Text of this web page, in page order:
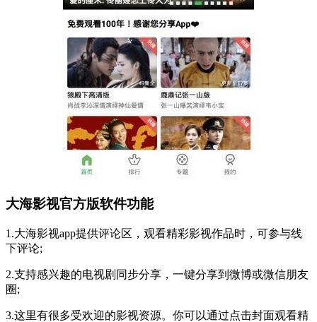
大海影视官方版软件功能
1.大海影视app提供评论区，观看精彩影视作品时，可参与线
下评论;
2.支持感兴趣的电视剧同步分享，一键分享到微博或微信朋友
圈;
3.这里有很多受欢迎的影视资源。你可以通过点击封面观看精